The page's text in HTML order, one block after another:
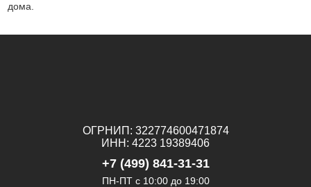
дома.
ОГРНИП: 322774600471874
ИНН: 4223 19389406
+7 (499) 841-31-31
ПН-ПТ с 10:00 до 19:00